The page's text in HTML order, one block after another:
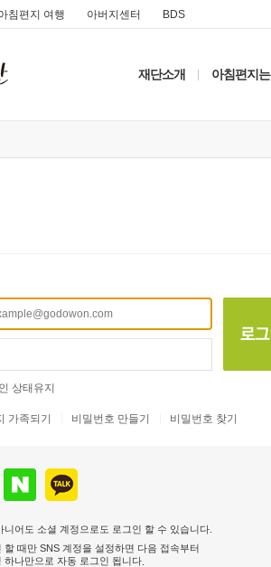
침편지 여행 아버지센터 BDS
재단소개 아침편지는
상태유지
가족되기 비밀번호 만들기 비밀번호 찾기
니어도 소셜 계정으로도 로그인 할 수 있습니다.
할 때만 SNS 계정을 설정하면 다음 접속부터
하나만으로 자동 로그인 됩니다